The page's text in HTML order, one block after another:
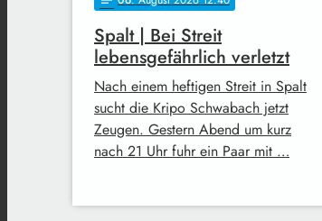
Spalt | Bei Streit
lebensgefährlich verletzt
Nach einem heftigen Streit in Spalt
sucht die Kripo Schwabach jetzt
Zeugen. Gestern Abend um kurz
nach 21 Uhr fuhr ein Paar mit …